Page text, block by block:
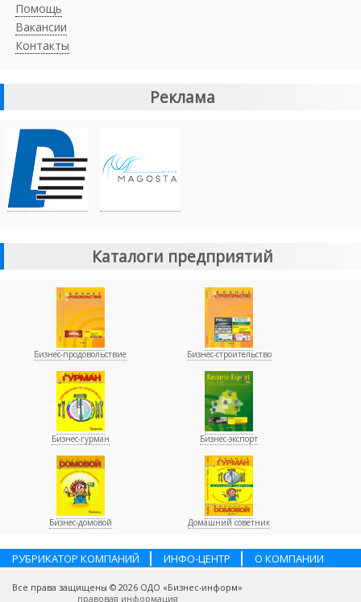
Помощь
Вакансии
Контакты
Реклама
Каталоги предприятий
Бизнес-продовольствие Бизнес-строительство
Бизнес-гурман Бизнес-экспорт
Бизнес-домовой Домашний советник
РУБРИКАТОР КОМПАНИЙ ИНФО-ЦЕНТР
О КОМПАНИИ
Все права защищены © 2026 ОДО «Бизнес-информ»
правовая информация